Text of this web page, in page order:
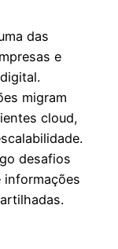
das
e
migram
cloud,
desafios
informações